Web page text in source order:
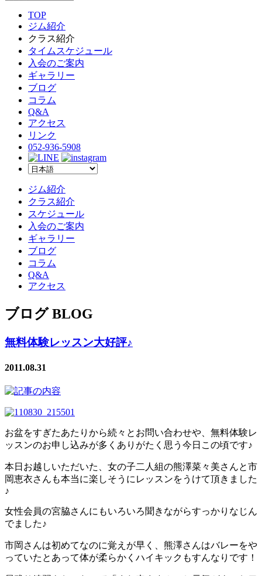
TOP
ジム紹介
クラス紹介
タイムスケジュール
入会のご案内
ギャラリー
ブログ
コラム
Q&A
アクセス
リンク
052-936-5908
ジム紹介
クラス紹介
スケジュール
入会のご案内
ギャラリー
ブログ
コラム
Q&A
アクセス
ブログ BLOG
無料体験レッスン大好評♪
2011.08.31
お盆をすぎたあたりから続々とお問い合わせや、無料体験レ
ッスンのお申し込みが多くありがたく思う今日この頃です♪
本日お越しいただいた、女の子二人組の熊澤菜々美さんと市
岡恵衣さんも本当に楽しそうにレッスンをうけて頂きました
♪
女性会員の宮脇さんにもいろいろ聞きながらすっかりなじん
でました♪
市岡さんは初めてなのに覚えが早く、熊澤さんはバレーをや
っていたとあって体が柔らかくハイキックもすんなりです！